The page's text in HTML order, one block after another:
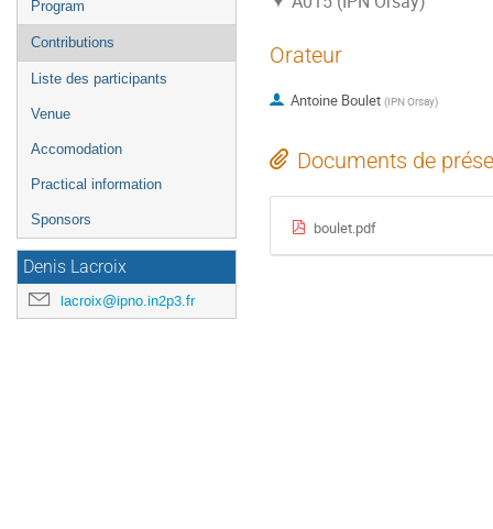
Program
Contributions
Liste des participants
Venue
Accomodation
Practical information
Sponsors
Denis Lacroix
lacroix@ipno.in2p3.fr
Orateur
Antoine Boulet (IPN Orsay)
Documents de
boulet.pdf